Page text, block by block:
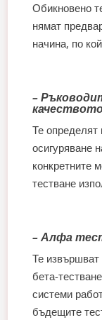
Обикновено
нямат
начина, по
–
Те определят
осигуряване
конкретните
тестване
– Алфа
Те извършват
бета-
системи
бъдещите